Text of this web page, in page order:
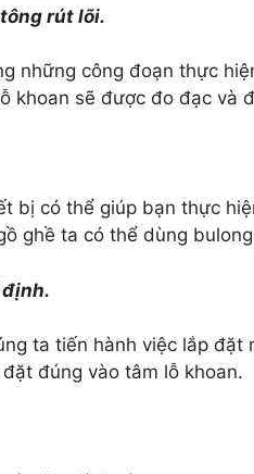
rút lõi.
những công đoạn thực
khoan sẽ được đo đạc và
bị có thể giúp bạn thực
ghề ta có thể dùng
định.
ta tiến hành việc lắp
đúng vào tâm lỗ khoan.